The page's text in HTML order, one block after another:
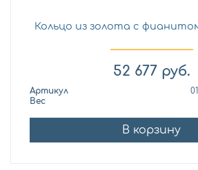
Кольцо из золота с
52 677 руб.
Артикул
Вес
В корзину